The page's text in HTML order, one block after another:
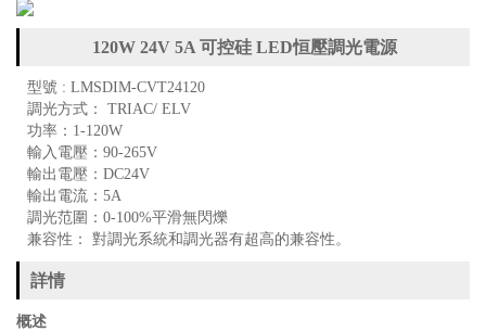
120W 24V 5A 可控硅 LED恒壓調光電源
型號 : LMSDIM-CVT24120
調光方式： TRIAC/ ELV
功率：1-120W
輸入電壓：90-265V
輸出電壓：DC24V
輸出電流：5A
調光范圍：0-100%平滑無閃爍
兼容性： 對調光系統和調光器有超高的兼容性。
詳情
概述